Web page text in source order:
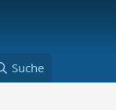
Suche